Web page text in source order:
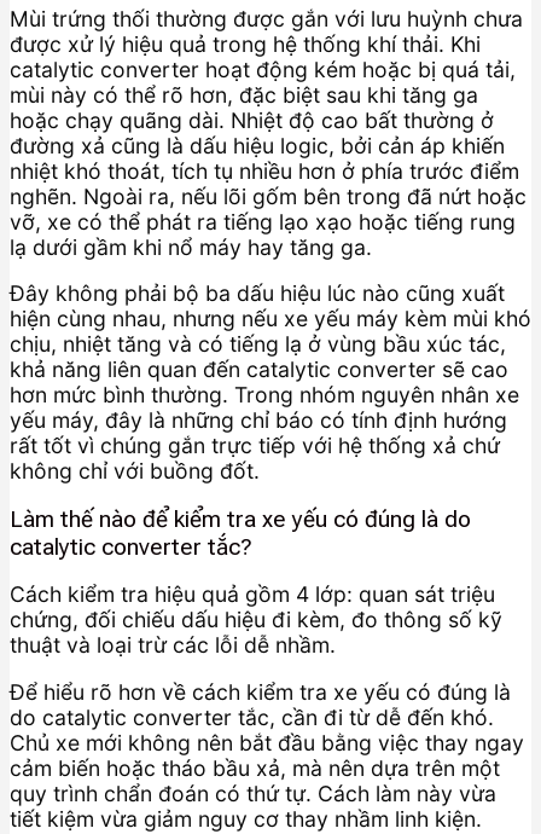
Mùi trứng thối thường được gắn với lưu huỳnh chưa
được xử lý hiệu quả trong hệ thống khí thải. Khi
catalytic converter hoạt động kém hoặc bị quá tải,
mùi này có thể rõ hơn, đặc biệt sau khi tăng ga
hoặc chạy quãng dài. Nhiệt độ cao bất thường ở
đường xả cũng là dấu hiệu logic, bởi cản áp khiến
nhiệt khó thoát, tích tụ nhiều hơn ở phía trước điểm
nghẽn. Ngoài ra, nếu lõi gốm bên trong đã nứt hoặc
vỡ, xe có thể phát ra tiếng lạo xạo hoặc tiếng rung
lạ dưới gầm khi nổ máy hay tăng ga.
Đây không phải bộ ba dấu hiệu lúc nào cũng xuất
hiện cùng nhau, nhưng nếu xe yếu máy kèm mùi khó
chịu, nhiệt tăng và có tiếng lạ ở vùng bầu xúc tác,
khả năng liên quan đến catalytic converter sẽ cao
hơn mức bình thường. Trong nhóm nguyên nhân xe
yếu máy, đây là những chỉ báo có tính định hướng
rất tốt vì chúng gắn trực tiếp với hệ thống xả chứ
không chỉ với buồng đốt.
Làm thế nào để kiểm tra xe yếu có đúng là do
catalytic converter tắc?
Cách kiểm tra hiệu quả gồm 4 lớp: quan sát triệu
chứng, đối chiếu dấu hiệu đi kèm, đo thông số kỹ
thuật và loại trừ các lỗi dễ nhầm.
Để hiểu rõ hơn về cách kiểm tra xe yếu có đúng là
do catalytic converter tắc, cần đi từ dễ đến khó.
Chủ xe mới không nên bắt đầu bằng việc thay ngay
cảm biến hoặc tháo bầu xả, mà nên dựa trên một
quy trình chẩn đoán có thứ tự. Cách làm này vừa
tiết kiệm vừa giảm nguy cơ thay nhầm linh kiện.